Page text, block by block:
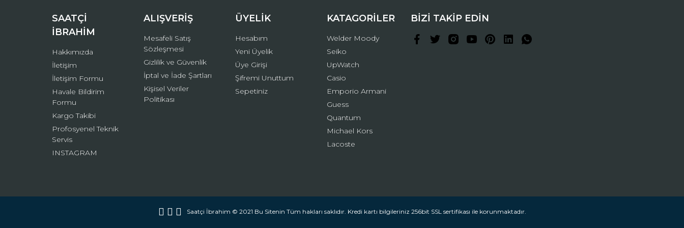
Bu ürüne benzer farklı alternatifler olmalı.
Gönder
SAATÇİ
İBRAHİM
Hakkımızda
İletişim
İletişim Formu
Havale Bildirim
Formu
Kargo Takibi
Profosyenel Teknik
Servis
INSTAGRAM
ALIŞVERİŞ
Mesafeli Satış
Sözleşmesi
Gizlilik ve Güvenlik
İptal ve İade Şartları
Kişisel Veriler
Politikası
ÜYELİK
Hesabım
Yeni Üyelik
Üye Girişi
Şifremi Unuttum
Sepetiniz
KATAGORİLER
Welder Moody
Seiko
UpWatch
Casio
Emporio Armani
Guess
Quantum
Michael Kors
Lacoste
BİZİ TAKİP EDİN
Saatçi İbrahim © 2021 Bu Sitenin Tüm hakları saklıdır. Kredi kartı bilgileriniz 256bit SSL sertifikası ile korunmaktadır.